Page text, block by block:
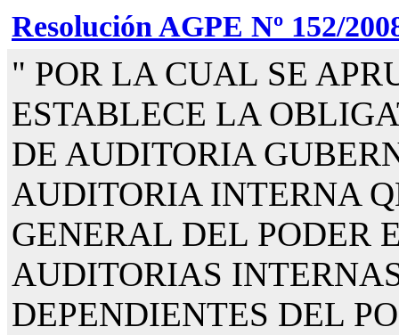
Resolución AGPE Nº 152/
" POR LA CUAL SE
ESTABLECE LA
DE AUDITORIA
AUDITORIA INTERNA
GENERAL DEL PODER
AUDITORIAS
DEPENDIENTES DEL